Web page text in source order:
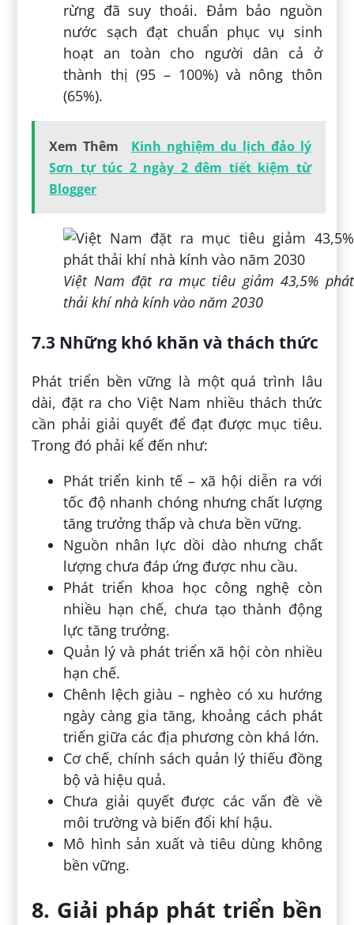
rừng đã suy thoái. Đảm bảo nguồn
nước sạch đạt chuẩn phục vụ sinh
hoạt an toàn cho người dân cả ở
thành thị (95 – 100%) và nông thôn
(65%).
Xem Thêm
Kinh nghiệm du lịch đảo lý
Sơn tự túc 2 ngày 2 đêm tiết kiệm từ
Blogger
Việt Nam đặt ra mục tiêu giảm 43,5% phát
thải khí nhà kính vào năm 2030
7.3 Những khó khăn và thách thức
Phát triển bền vững là một quá trình lâu
dài, đặt ra cho Việt Nam nhiều thách thức
cần phải giải quyết để đạt được mục tiêu.
Trong đó phải kể đến như:
Phát triển kinh tế – xã hội diễn ra với
tốc độ nhanh chóng nhưng chất lượng
tăng trưởng thấp và chưa bền vững.
Nguồn nhân lực dồi dào nhưng chất
lượng chưa đáp ứng được nhu cầu.
Phát triển khoa học công nghệ còn
nhiều hạn chế, chưa tạo thành động
lực tăng trưởng.
Quản lý và phát triển xã hội còn nhiều
hạn chế.
Chênh lệch giàu – nghèo có xu hướng
ngày càng gia tăng, khoảng cách phát
triển giữa các địa phương còn khá lớn.
Cơ chế, chính sách quản lý thiếu đồng
bộ và hiệu quả.
Chưa giải quyết được các vấn đề về
môi trường và biến đổi khí hậu.
Mô hình sản xuất và tiêu dùng không
bền vững.
8. Giải pháp phát triển bền